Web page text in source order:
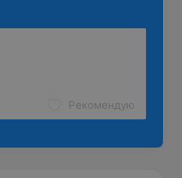
Рекомендую